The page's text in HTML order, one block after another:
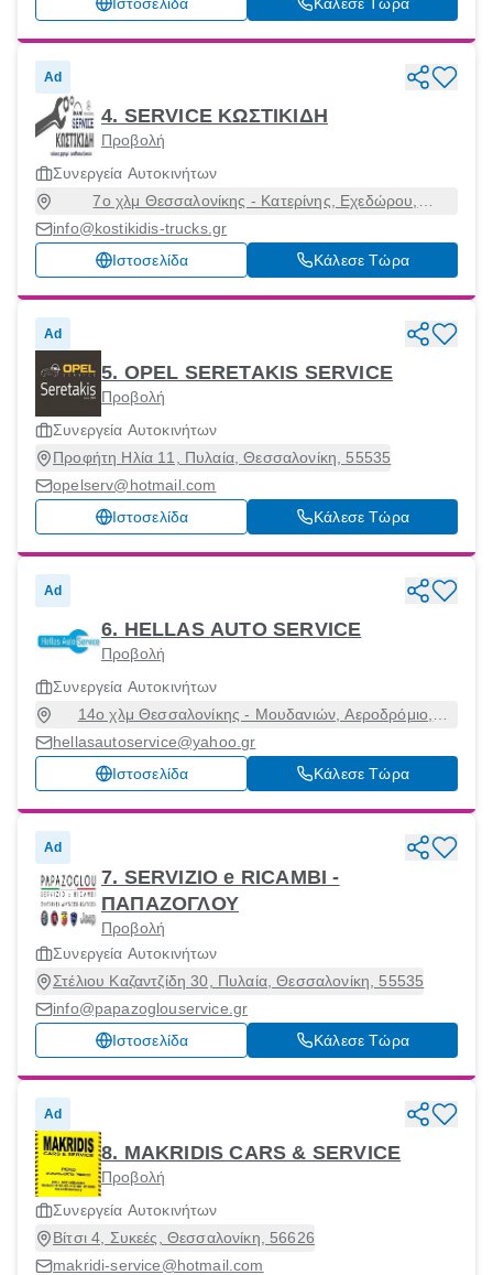
Ad
4. SERVICE ΚΩΣΤΙΚΙΔΗ
Προβολή
Συνεργεία Αυτοκινήτων
7ο χλμ Θεσσαλονίκης - Κατερίνης, Εχεδώρου,
Θεσσαλονίκη, 57009
info@kostikidis-trucks.gr
Ιστοσελίδα
Κάλεσε Τώρα
Ad
5. OPEL SERETAKIS SERVICE
Προβολή
Συνεργεία Αυτοκινήτων
Προφήτη Ηλία 11, Πυλαία, Θεσσαλονίκη, 55535
opelserv@hotmail.com
Ιστοσελίδα
Κάλεσε Τώρα
Ad
6. HELLAS AUTO SERVICE
Προβολή
Συνεργεία Αυτοκινήτων
14ο χλμ Θεσσαλονίκης - Μουδανιών, Αεροδρόμιο,
Θέρμη, Θεσσαλονίκη, 57001
hellasautoservice@yahoo.gr
Ιστοσελίδα
Κάλεσε Τώρα
Ad
7. SERVIZIO e RICAMBI -
ΠΑΠΑΖΟΓΛΟΥ
Προβολή
Συνεργεία Αυτοκινήτων
Στέλιου Καζαντζίδη 30, Πυλαία, Θεσσαλονίκη, 55535
info@papazoglouservice.gr
Ιστοσελίδα
Κάλεσε Τώρα
Ad
8. MAKRIDIS CARS & SERVICE
Προβολή
Συνεργεία Αυτοκινήτων
Βίτσι 4, Συκεές, Θεσσαλονίκη, 56626
makridi-service@hotmail.com